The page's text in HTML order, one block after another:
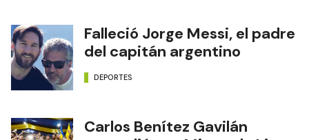
Falleció Jorge Messi, el padre
del capitán argentino
DEPORTES
Carlos Benítez Gavilán